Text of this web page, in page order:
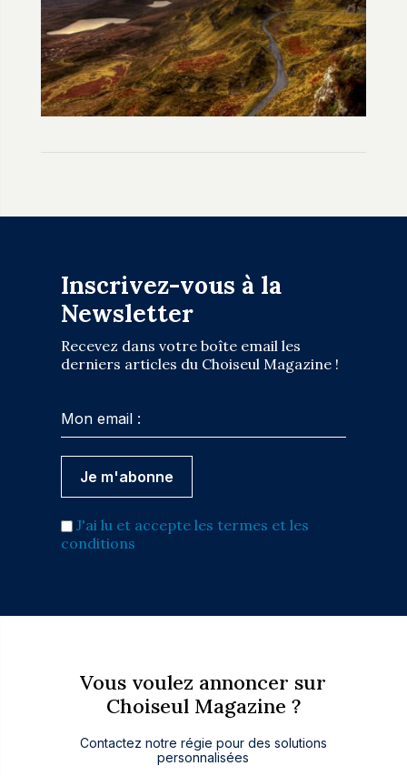
Inscrivez-vous à la
Newsletter
Recevez dans votre boîte email les
derniers articles du Choiseul Magazine !
J'ai lu et accepte les termes et les
conditions
Vous voulez annoncer sur
Choiseul Magazine ?
Contactez notre régie pour des solutions
personnalisées